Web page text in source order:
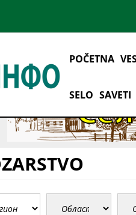
POČETNA
SELO SAVETI